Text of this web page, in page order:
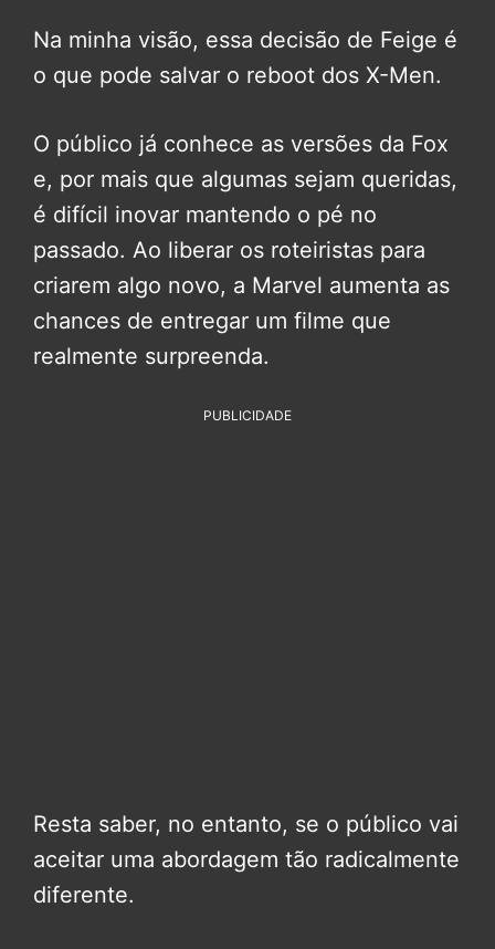
Na minha visão, essa decisão de Feige é
o que pode salvar o reboot dos X-Men.
O público já conhece as versões da Fox
e, por mais que algumas sejam queridas,
é difícil inovar mantendo o pé no
passado. Ao liberar os roteiristas para
criarem algo novo, a Marvel aumenta as
chances de entregar um filme que
realmente surpreenda.
PUBLICIDADE
Resta saber, no entanto, se o público vai
aceitar uma abordagem tão radicalmente
diferente.